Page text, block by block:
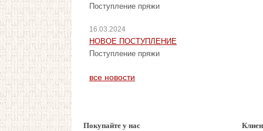
Поступление пряжи
16.03.2024
НОВОЕ ПОСТУПЛЕНИЕ
Поступление пряжи
все новости
Покупайте у нас